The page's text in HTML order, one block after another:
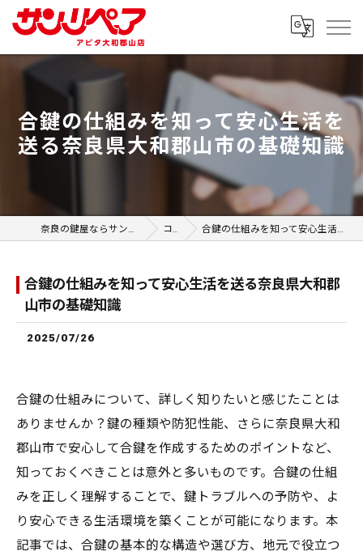
合鍵の仕組みを知って安心生活を
送る奈良県大和郡山市の基礎知識
奈良の鍵屋ならサンリペア アピタ大和郡山店 コラム 合鍵の仕組みを知って安心生活を送る奈良県大和郡山市の基礎知識
合鍵の仕組みを知って安心生活を送る奈良県大和郡
山市の基礎知識
2025/07/26
合鍵の仕組みについて、詳しく知りたいと感じたことは
ありませんか？鍵の種類や防犯性能、さらに奈良県大和
郡山市で安心して合鍵を作成するためのポイントなど、
知っておくべきことは意外と多いものです。合鍵の仕組
みを正しく理解することで、鍵トラブルへの予防や、よ
り安心できる生活環境を築くことが可能になります。本
記事では、合鍵の基本的な構造や選び方、地元で役立つ